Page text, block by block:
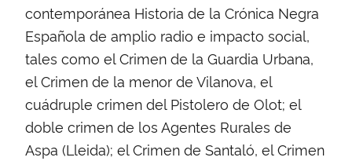
contemporánea Historia de la Crónica Negra
Española de amplio radio e impacto social,
tales como el Crimen de la Guardia Urbana,
el Crimen de la menor de Vilanova, el
cuádruple crimen del Pistolero de Olot; el
doble crimen de los Agentes Rurales de
Aspa (Lleida); el Crimen de Santaló, el Crimen